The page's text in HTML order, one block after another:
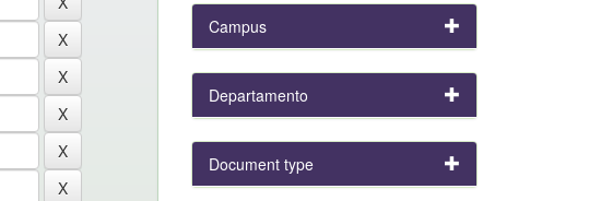
Campus
Departamento
Document type